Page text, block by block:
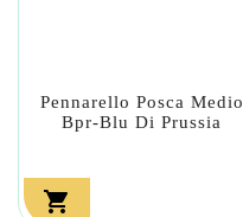
Pennarello Posca Medio
Bpr-Blu Di Prussia
